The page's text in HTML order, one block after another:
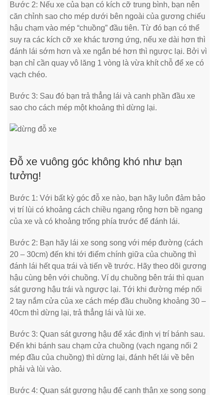
Bước 2: Nếu xe của bạn có kích cỡ trung bình, bạn nên
căn chỉnh sao cho mép dưới bên ngoài của gương chiếu
hậu chạm vào mép “chuồng” đầu tiên. Từ đó bạn có thể
suy ra các kích cỡ xe khác tương ứng, nếu xe dài hơn thì
đánh lái sớm hơn và xe ngắn bé hơn thì ngược lại. Bởi vì
bạn chỉ cần quay vô lăng 1 vòng là vừa khít chỗ để xe có
vạch chéo.
Bước 3: Sau đó bạn trả thẳng lái và canh phần đầu xe
sao cho cách mép một khoảng thì dừng lại.
Đỗ xe vuông góc không khó như bạn
tưởng!
Bước 1: Với bất kỳ góc đỗ xe nào, bạn hãy luôn đảm bảo
vị trí lùi có khoảng cách chiều ngang rộng hơn bề ngang
của xe và có khoảng trống phía trước để đánh lái.
Bước 2: Bạn hãy lái xe song song với mép đường (cách
20 – 30cm) đến khi tới điểm chính giữa của chuồng thì
đánh lái hết qua trái và tiến về trước. Hãy theo dõi gương
hậu cùng bên với chuồng. Ví dụ chuồng bên trái thì quan
sát gương hậu trái và ngược lại. Tới khi đường mép nối
2 tay nắm cửa của xe cách mép đầu chuồng khoảng 30 –
40cm thì dừng lại, trả thẳng lái và lùi xe.
Bước 3: Quan sát gương hậu để xác định vị trí bánh sau.
Đến khi bánh sau chạm cửa chuồng (vạch ngang nối 2
mép đầu của chuồng) thì dừng lại, đánh hết lái về bên
phải và lùi vào.
Bước 4: Quan sát gương hậu để canh thân xe song song